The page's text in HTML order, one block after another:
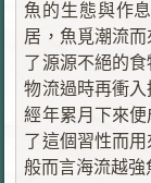
魚的生態與作
居，魚覓潮流
了源源不絕的
物流過時再衝入
經年累月下來
了這個習性而
般而言海流越強